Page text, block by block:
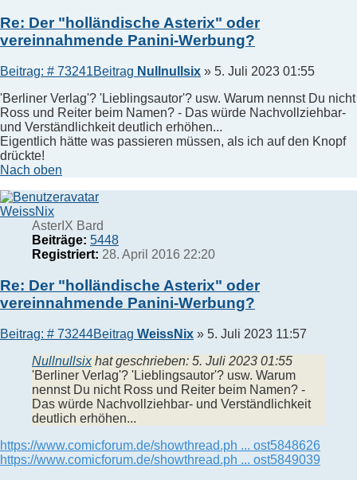
Re: Der "holländische Asterix" oder
vereinnahmende Panini-Werbung?
Beitrag: # 73241Beitrag Nullnullsix » 5. Juli 2023 01:55
'Berliner Verlag'? 'Lieblingsautor'? usw. Warum nennst Du nicht
Ross und Reiter beim Namen? - Das würde Nachvollziehbar-
und Verständlichkeit deutlich erhöhen...
Eigentlich hätte was passieren müssen, als ich auf den Knopf
drückte!
Nach oben
WeissNix
AsterIX Bard
Beiträge: 5448
Registriert: 28. April 2016 22:20
Re: Der "holländische Asterix" oder
vereinnahmende Panini-Werbung?
Beitrag: # 73244Beitrag WeissNix » 5. Juli 2023 11:57
Nullnullsixhat geschrieben: 5. Juli 2023 01:55
'Berliner Verlag'? 'Lieblingsautor'? usw. Warum
nennst Du nicht Ross und Reiter beim Namen? -
Das würde Nachvollziehbar- und Verständlichkeit
deutlich erhöhen...
https://www.comicforum.de/showthread.ph ... ost5848626
https://www.comicforum.de/showthread.ph ... ost5849039